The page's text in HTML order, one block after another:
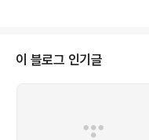
임미영 영상 - 유영균
음향 - 곽동준(K-SOUND) 음향
김세은 학예연구사, 양수영 코디
한 디자인 행동주의》 주최·주관
이 블로그 인기글